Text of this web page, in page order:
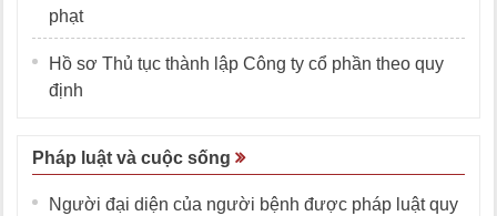
phạt
Hồ sơ Thủ tục thành lập Công ty cổ phần theo quy
định
Pháp luật và cuộc sống
Người đại diện của người bệnh được pháp luật quy